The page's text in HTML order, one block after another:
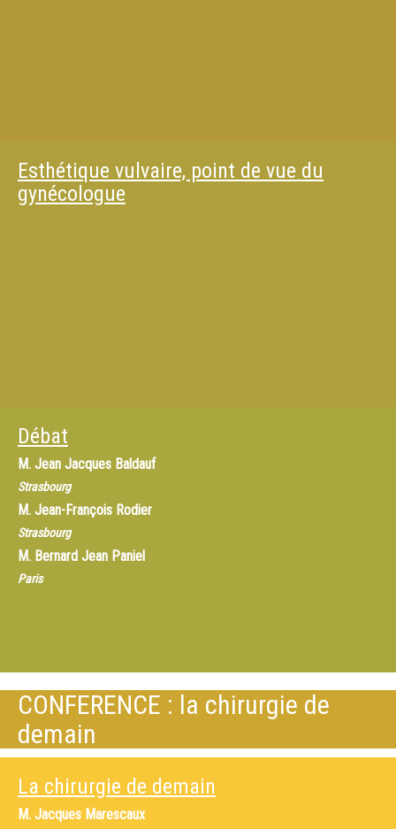
Esthétique vulvaire, point de vue du
gynécologue
Débat
M. Jean Jacques Baldauf
Strasbourg
M. Jean-François Rodier
Strasbourg
M. Bernard Jean Paniel
Paris
CONFERENCE : la chirurgie de
demain
La chirurgie de demain
M. Jacques Marescaux